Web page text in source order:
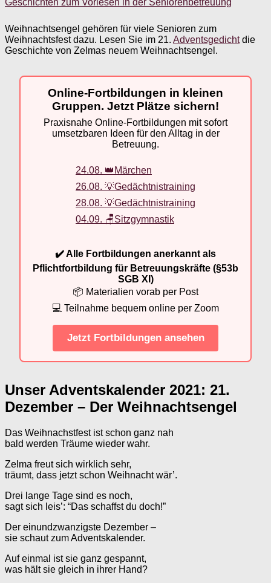
Weihnachtsengel gehören für viele Senioren zum
Weihnachtsfest dazu. Lesen Sie im 21. Adventsgedichtdie
Geschichte von Zelmas neuem Weihnachtsengel.
Online-Fortbildungen in kleinen
Gruppen. Jetzt Plätze sichern!
Praxisnahe Online-Fortbildungen mit sofort
umsetzbaren Ideen für den Alltag in der
Betreuung.
24.08. 👑Märchen
26.08. 💡Gedächtnistraining
28.08. 💡Gedächtnistraining
04.09. 🪑Sitzgymnastik
✔️ Alle Fortbildungen anerkannt als
Pflichtfortbildung für Betreuungskräfte (§53b
SGB XI)
📦 Materialien vorab per Post
💻 Teilnahme bequem online per Zoom
Jetzt Fortbildungen ansehen
Unser Adventskalender 2021: 21.
Dezember – Der Weihnachtsengel
Das Weihnachstfest ist schon ganz nah
bald werden Träume wieder wahr.
Zelma freut sich wirklich sehr,
träumt, dass jetzt schon Weihnacht wär’.
Drei lange Tage sind es noch,
sagt sich leis’: “Das schaffst du doch!”
Der einundzwanzigste Dezember –
sie schaut zum Adventskalender.
Auf einmal ist sie ganz gespannt,
was hält sie gleich in ihrer Hand?